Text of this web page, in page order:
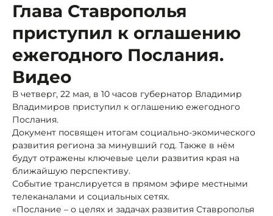
Глава Ставрополья
приступил к оглашению
ежегодного Послания.
Видео
В четверг, 22 мая, в 10 часов губернатор Владимир
Владимиров приступил к оглашению ежегодного
Послания.
Документ посвящен итогам социально-экомического
развития региона за минувший год. Также в нём
будут отражены ключевые цели развития края на
ближайшую перспективу.
Событие транслируется в прямом эфире местными
телеканалами и социальных сетях.
«Послание – о целях и задачах развития Ставрополья